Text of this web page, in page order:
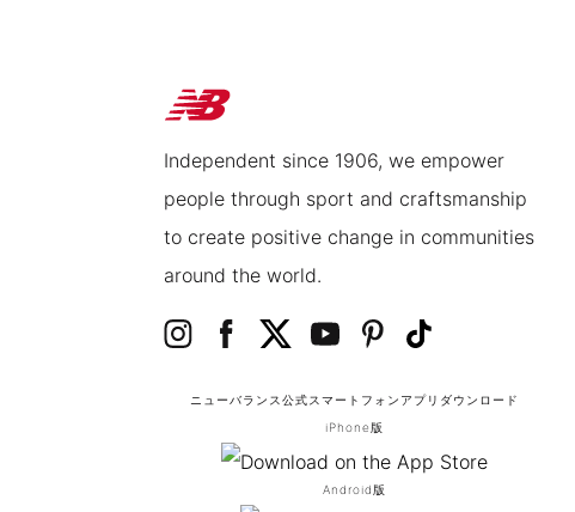
Independent since 1906, we empower
people through sport and craftsmanship
to create positive change in communities
around the world.
ニューバランス公式スマートフォンアプリ ダウンロード
iPhone版
Android版